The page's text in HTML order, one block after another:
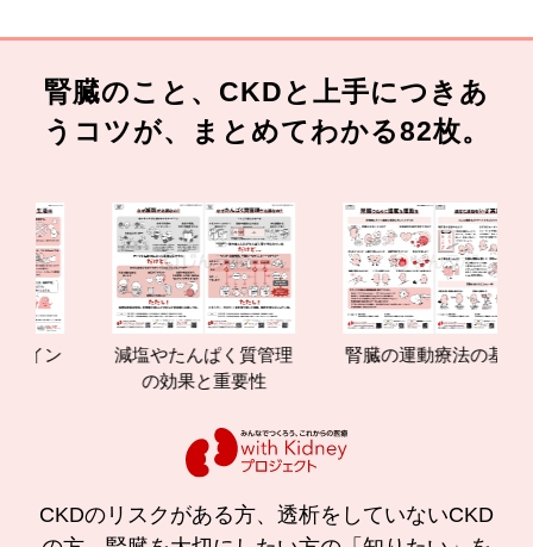
腎臓のこと、CKDと上手につきあ
うコツが、まとめてわかる82枚。
やたんぱく質管理
腎臓の運動療法の基本 CKDとこ
CKDのリスクがある方、透析をしていないCKD